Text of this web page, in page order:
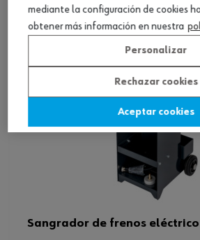
Sangrador de frenos eléctrico
mediante la configuración de cookies
obtener más información en nuestra
Personalizar
Rechazar cookies
Aceptar cookies